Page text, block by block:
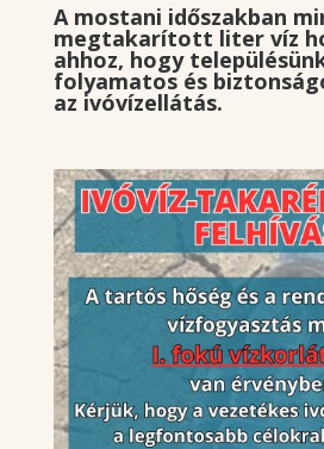
A mostani időszakban
megtakarított liter víz
ahhoz, hogy
folyamatos és
az ivóvízellátás.